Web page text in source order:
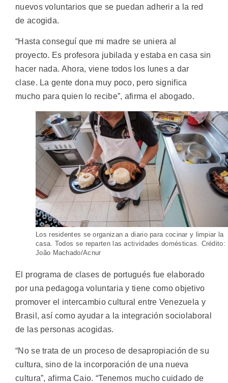
nuevos voluntarios que se puedan adherir a la red
de acogida.
“Hasta conseguí que mi madre se uniera al
proyecto. Es profesora jubilada y estaba en casa sin
hacer nada. Ahora, viene todos los lunes a dar
clase. La gente dona muy poco, pero significa
mucho para quien lo recibe”, afirma el abogado.
Los residentes se organizan a diario para cocinar y limpiar la
casa. Todos se reparten las actividades domésticas. Crédito:
João Machado/Acnur
El programa de clases de portugués fue elaborado
por una pedagoga voluntaria y tiene como objetivo
promover el intercambio cultural entre Venezuela y
Brasil, así como ayudar a la integración sociolaboral
de las personas acogidas.
“No se trata de un proceso de desapropiación de su
cultura, sino de la incorporación de una nueva
cultura”, afirma Caio. “Tenemos mucho cuidado de